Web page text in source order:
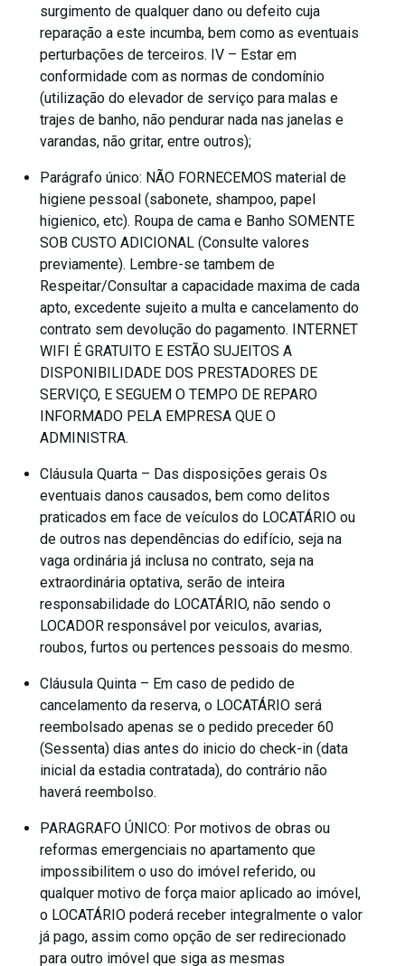
surgimento de qualquer dano ou defeito cuja
reparação a este incumba, bem como as eventuais
perturbações de terceiros. IV – Estar em
conformidade com as normas de condomínio
(utilização do elevador de serviço para malas e
trajes de banho, não pendurar nada nas janelas e
varandas, não gritar, entre outros);
Parágrafo único: NÃO FORNECEMOS material de
higiene pessoal (sabonete, shampoo, papel
higienico, etc). Roupa de cama e Banho SOMENTE
SOB CUSTO ADICIONAL (Consulte valores
previamente). Lembre-se tambem de
Respeitar/Consultar a capacidade maxima de cada
apto, excedente sujeito a multa e cancelamento do
contrato sem devolução do pagamento. INTERNET
WIFI É GRATUITO E ESTÃO SUJEITOS A
DISPONIBILIDADE DOS PRESTADORES DE
SERVIÇO, E SEGUEM O TEMPO DE REPARO
INFORMADO PELA EMPRESA QUE O
ADMINISTRA.
Cláusula Quarta – Das disposições gerais Os
eventuais danos causados, bem como delitos
praticados em face de veículos do LOCATÁRIO ou
de outros nas dependências do edifício, seja na
vaga ordinária já inclusa no contrato, seja na
extraordinária optativa, serão de inteira
responsabilidade do LOCATÁRIO, não sendo o
LOCADOR responsável por veiculos, avarias,
roubos, furtos ou pertences pessoais do mesmo.
Cláusula Quinta – Em caso de pedido de
cancelamento da reserva, o LOCATÁRIO será
reembolsado apenas se o pedido preceder 60
(Sessenta) dias antes do inicio do check-in (data
inicial da estadia contratada), do contrário não
haverá reembolso.
PARAGRAFO ÚNICO: Por motivos de obras ou
reformas emergenciais no apartamento que
impossibilitem o uso do imóvel referido, ou
qualquer motivo de força maior aplicado ao imóvel,
o LOCATÁRIO poderá receber integralmente o valor
já pago, assim como opção de ser redirecionado
para outro imóvel que siga as mesmas